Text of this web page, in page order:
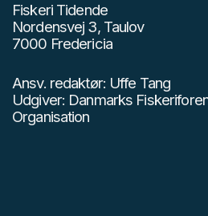
Fiskeri Tidende
Nordensvej 3, Taulov
7000 Fredericia
Ansv. redaktør: Uffe Tang
Udgiver: Danmarks
Organisation